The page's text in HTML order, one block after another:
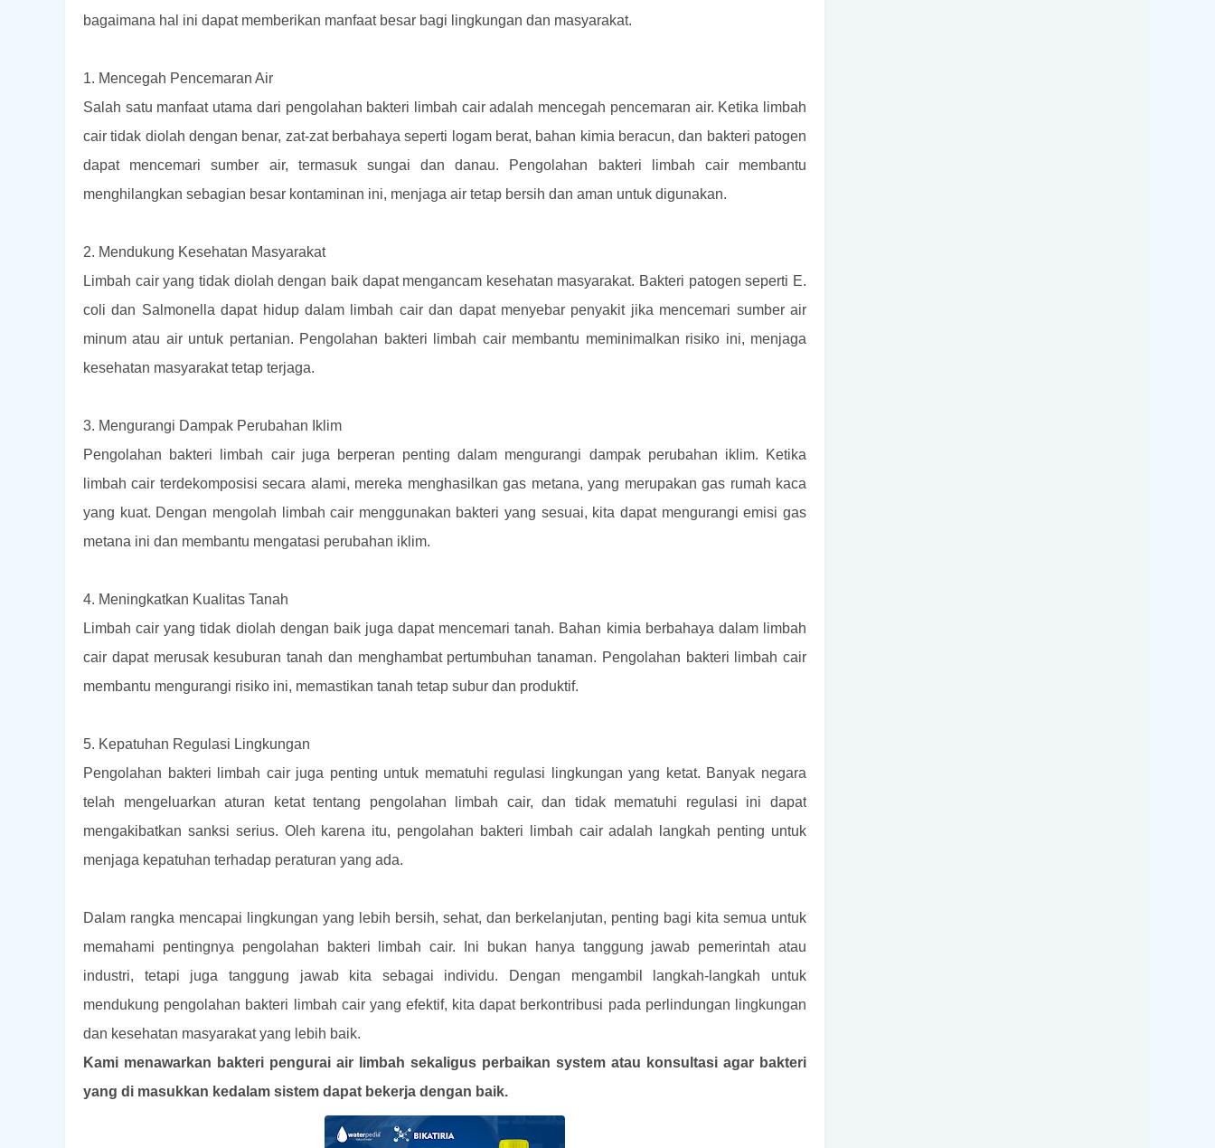
bagaimana hal ini dapat memberikan manfaat besar bagi lingkungan dan masyarakat.
1. Mencegah Pencemaran Air
Salah satu manfaat utama dari pengolahan bakteri limbah cair adalah mencegah pencemaran air. Ketika limbah
cair tidak diolah dengan benar, zat-zat berbahaya seperti logam berat, bahan kimia beracun, dan bakteri patogen
dapat mencemari sumber air, termasuk sungai dan danau. Pengolahan bakteri limbah cair membantu
menghilangkan sebagian besar kontaminan ini, menjaga air tetap bersih dan aman untuk digunakan.
2. Mendukung Kesehatan Masyarakat
Limbah cair yang tidak diolah dengan baik dapat mengancam kesehatan masyarakat. Bakteri patogen seperti E.
coli dan Salmonella dapat hidup dalam limbah cair dan dapat menyebar penyakit jika mencemari sumber air
minum atau air untuk pertanian. Pengolahan bakteri limbah cair membantu meminimalkan risiko ini, menjaga
kesehatan masyarakat tetap terjaga.
3. Mengurangi Dampak Perubahan Iklim
Pengolahan bakteri limbah cair juga berperan penting dalam mengurangi dampak perubahan iklim. Ketika
limbah cair terdekomposisi secara alami, mereka menghasilkan gas metana, yang merupakan gas rumah kaca
yang kuat. Dengan mengolah limbah cair menggunakan bakteri yang sesuai, kita dapat mengurangi emisi gas
metana ini dan membantu mengatasi perubahan iklim.
4. Meningkatkan Kualitas Tanah
Limbah cair yang tidak diolah dengan baik juga dapat mencemari tanah. Bahan kimia berbahaya dalam limbah
cair dapat merusak kesuburan tanah dan menghambat pertumbuhan tanaman. Pengolahan bakteri limbah cair
membantu mengurangi risiko ini, memastikan tanah tetap subur dan produktif.
5. Kepatuhan Regulasi Lingkungan
Pengolahan bakteri limbah cair juga penting untuk mematuhi regulasi lingkungan yang ketat. Banyak negara
telah mengeluarkan aturan ketat tentang pengolahan limbah cair, dan tidak mematuhi regulasi ini dapat
mengakibatkan sanksi serius. Oleh karena itu, pengolahan bakteri limbah cair adalah langkah penting untuk
menjaga kepatuhan terhadap peraturan yang ada.
Dalam rangka mencapai lingkungan yang lebih bersih, sehat, dan berkelanjutan, penting bagi kita semua untuk
memahami pentingnya pengolahan bakteri limbah cair. Ini bukan hanya tanggung jawab pemerintah atau
industri, tetapi juga tanggung jawab kita sebagai individu. Dengan mengambil langkah-langkah untuk
mendukung pengolahan bakteri limbah cair yang efektif, kita dapat berkontribusi pada perlindungan lingkungan
dan kesehatan masyarakat yang lebih baik.
Kami menawarkan bakteri pengurai air limbah sekaligus perbaikan system atau konsultasi agar bakteri
yang di masukkan kedalam sistem dapat bekerja dengan baik.